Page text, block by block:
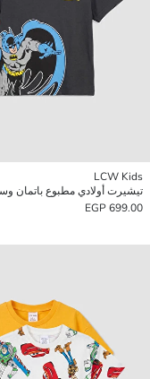
LCW Kids
699.00 EGP